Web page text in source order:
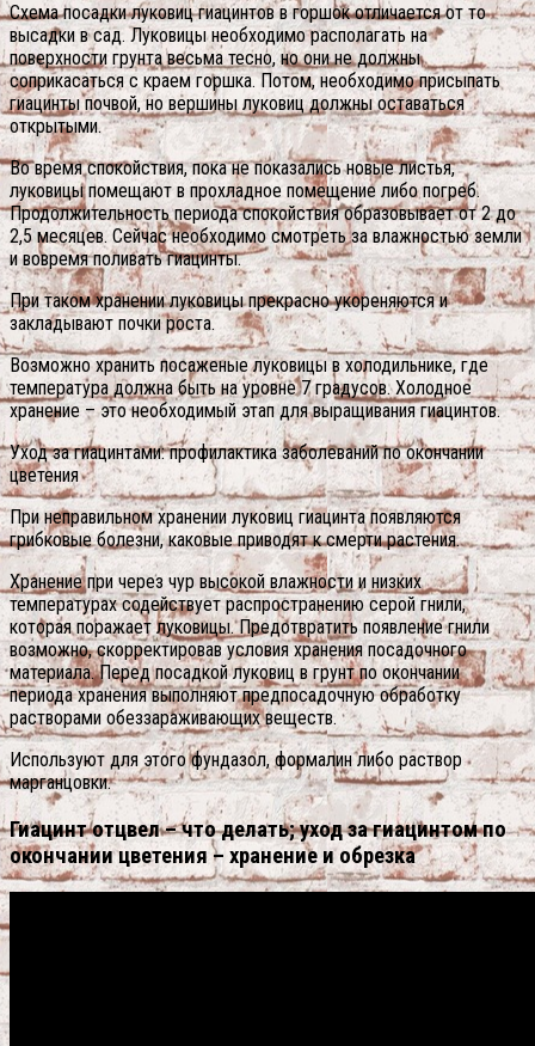
Схема посадки луковиц гиацинтов в горшок отличается от то
высадки в сад. Луковицы необходимо располагать на
поверхности грунта весьма тесно, но они не должны
соприкасаться с краем горшка. Потом, необходимо присыпать
гиацинты почвой, но вершины луковиц должны оставаться
открытыми.
Во время спокойствия, пока не показались новые листья,
луковицы помещают в прохладное помещение либо погреб.
Продолжительность периода спокойствия образовывает от 2 до
2,5 месяцев. Сейчас необходимо смотреть за влажностью земли
и вовремя поливать гиацинты.
При таком хранении луковицы прекрасно укореняются и
закладывают почки роста.
Возможно хранить посаженые луковицы в холодильнике, где
температура должна быть на уровне 7 градусов. Холодное
хранение – это необходимый этап для выращивания гиацинтов.
Уход за гиацинтами: профилактика заболеваний по окончании
цветения
При неправильном хранении луковиц гиацинта появляются
грибковые болезни, каковые приводят к смерти растения.
Хранение при через чур высокой влажности и низких
температурах содействует распространению серой гнили,
которая поражает луковицы. Предотвратить появление гнили
возможно, скорректировав условия хранения посадочного
материала. Перед посадкой луковиц в грунт по окончании
периода хранения выполняют предпосадочную обработку
растворами обеззараживающих веществ.
Используют для этого фундазол, формалин либо раствор
марганцовки.
Гиацинт отцвел – что делать; уход за гиацинтом по
окончании цветения – хранение и обрезка